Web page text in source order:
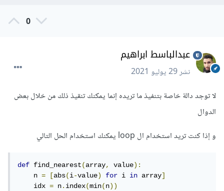
0
عبدالباسط ابراهيم
نشر29 يوليو 2021
لا توجد دالة خاصة بتنفيذ ما تريده إنما يمكنك تنقيذ ذلك من خلال بعض
الدوال
و إذا كنت تريد استخدام ال loop يمكنك استخدام الحل التالي
def find_nearest(array, value):
    n
= [abs(i-value) for i in array]
    idx
= n.index(min(n))